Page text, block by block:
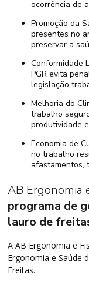
ocorrência de
Promoção da Saúde Ocupacional: Ao controlar os riscos
presentes no
preservar a
Conformidade Legal: O cumprimento da NR-1 por meio do
PGR evita
legislação
Melhoria do Clima Organizacional: Um ambiente de
trabalho
produtividade
Economia de Custos: A prevenção de acidentes e doenças
no trabalho
afastamentos,
AB Ergonomia
programa de
lauro de
A AB Ergonomia e
Ergonomia e Saúde
Freitas.